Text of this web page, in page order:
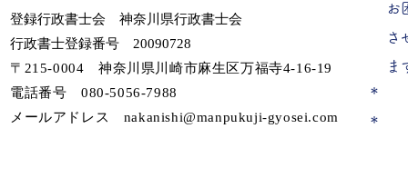
登録行政書士会 神奈川県行政書士会
​行政書士登録番号 20090728
〒215-0004 神奈川県川崎市麻生区万福寺4-16-19
電話番号 080-5056-7988
メールアドレス nakanishi@manpukuji-gyosei.com
お
さ
ま
＊
＊